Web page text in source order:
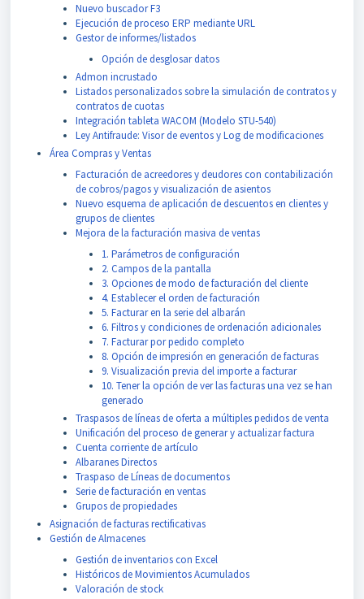
Nuevo buscador F3
Ejecución de proceso ERP mediante URL
Gestor de informes/listados
Opción de desglosar datos
Admon incrustado
Listados personalizados sobre la simulación de contratos y
contratos de cuotas
Integración tableta WACOM (Modelo STU-540)
Ley Antifraude: Visor de eventos y Log de modificaciones
Área Compras y Ventas
Facturación de acreedores y deudores con contabilización
de cobros/pagos y visualización de asientos
Nuevo esquema de aplicación de descuentos en clientes y
grupos de clientes
Mejora de la facturación masiva de ventas
1. Parámetros de configuración
2. Campos de la pantalla
3. Opciones de modo de facturación del cliente
4. Establecer el orden de facturación
5. Facturar en la serie del albarán
6. Filtros y condiciones de ordenación adicionales
7. Facturar por pedido completo
8. Opción de impresión en generación de facturas
9. Visualización previa del importe a facturar
10. Tener la opción de ver las facturas una vez se han
generado
Traspasos de líneas de oferta a múltiples pedidos de venta
Unificación del proceso de generar y actualizar factura
Cuenta corriente de artículo
Albaranes Directos
Traspaso de Líneas de documentos
Serie de facturación en ventas
Grupos de propiedades
Asignación de facturas rectificativas
Gestión de Almacenes
Gestión de inventarios con Excel
Históricos de Movimientos Acumulados
Valoración de stock